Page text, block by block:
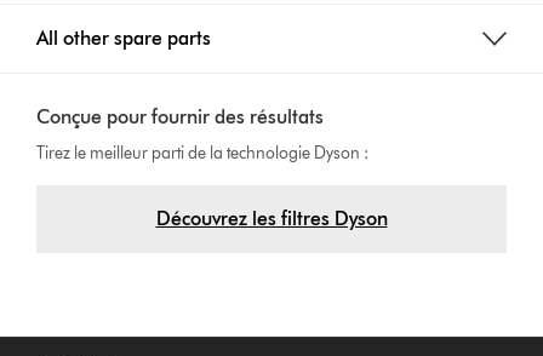
All other spare parts
Conçue pour fournir des résultats
Tirez le meilleur parti de la technologie Dyson :
Découvrez les filtres Dyson